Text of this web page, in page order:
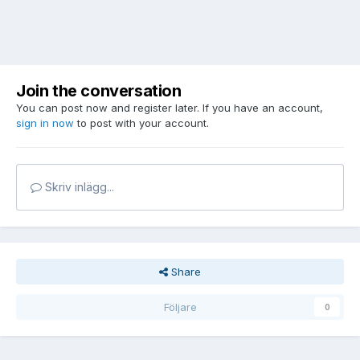
Join the conversation
You can post now and register later. If you have an account,
sign in now to post with your account.
Skriv inlägg...
Share
Följare 0